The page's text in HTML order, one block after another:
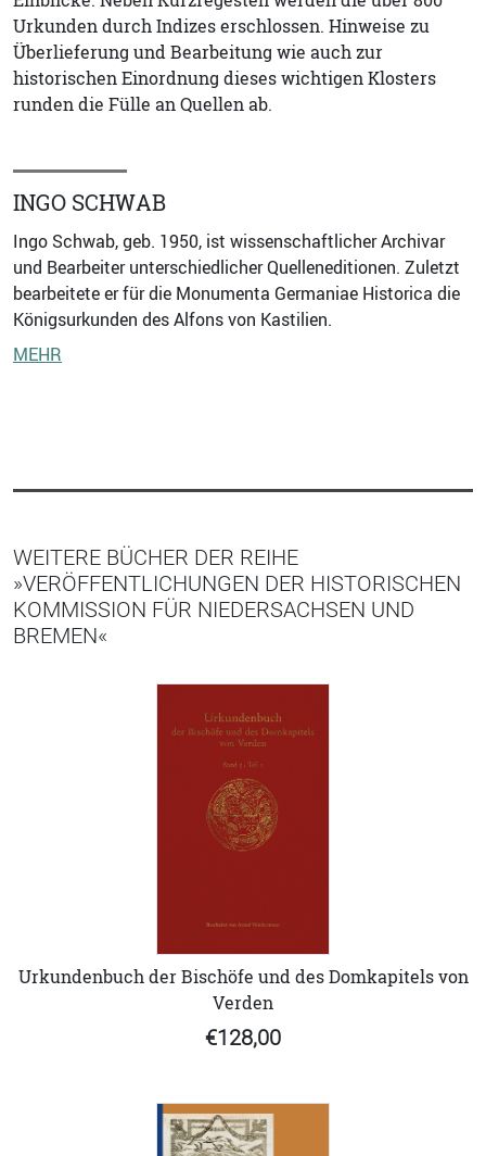
Urkunden durch Indizes erschlossen. Hinweise zu
Überlieferung und Bearbeitung wie auch zur
historischen Einordnung dieses wichtigen Klosters
runden die Fülle an Quellen ab.
INGO SCHWAB
Ingo Schwab, geb. 1950, ist wissenschaftlicher Archivar
und Bearbeiter unterschiedlicher Quelleneditionen. Zuletzt
bearbeitete er für die Monumenta Germaniae Historica die
Königsurkunden des Alfons von Kastilien.
MEHR
WEITERE BÜCHER DER REIHE
»VERÖFFENTLICHUNGEN DER HISTORISCHEN
KOMMISSION FÜR NIEDERSACHSEN UND
BREMEN«
Urkundenbuch der Bischöfe und des Domkapitels von
Verden
€128,00